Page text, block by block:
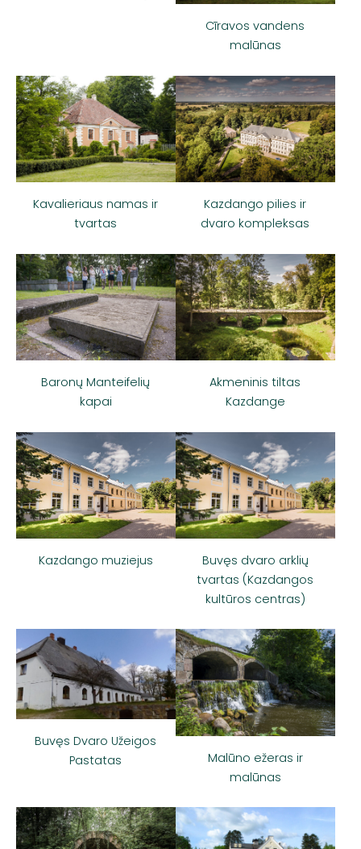
Cīravos vandens
malūnas
Kavalieriaus namas ir
tvartas
Kazdango pilies ir
dvaro kompleksas
Baronų Manteifelių
kapai
Akmeninis tiltas
Kazdange
Kazdango muziejus
Buvęs dvaro arklių
tvartas (Kazdangos
kultūros centras)
Buvęs Dvaro Užeigos
Pastatas
Malūno ežeras ir
malūnas